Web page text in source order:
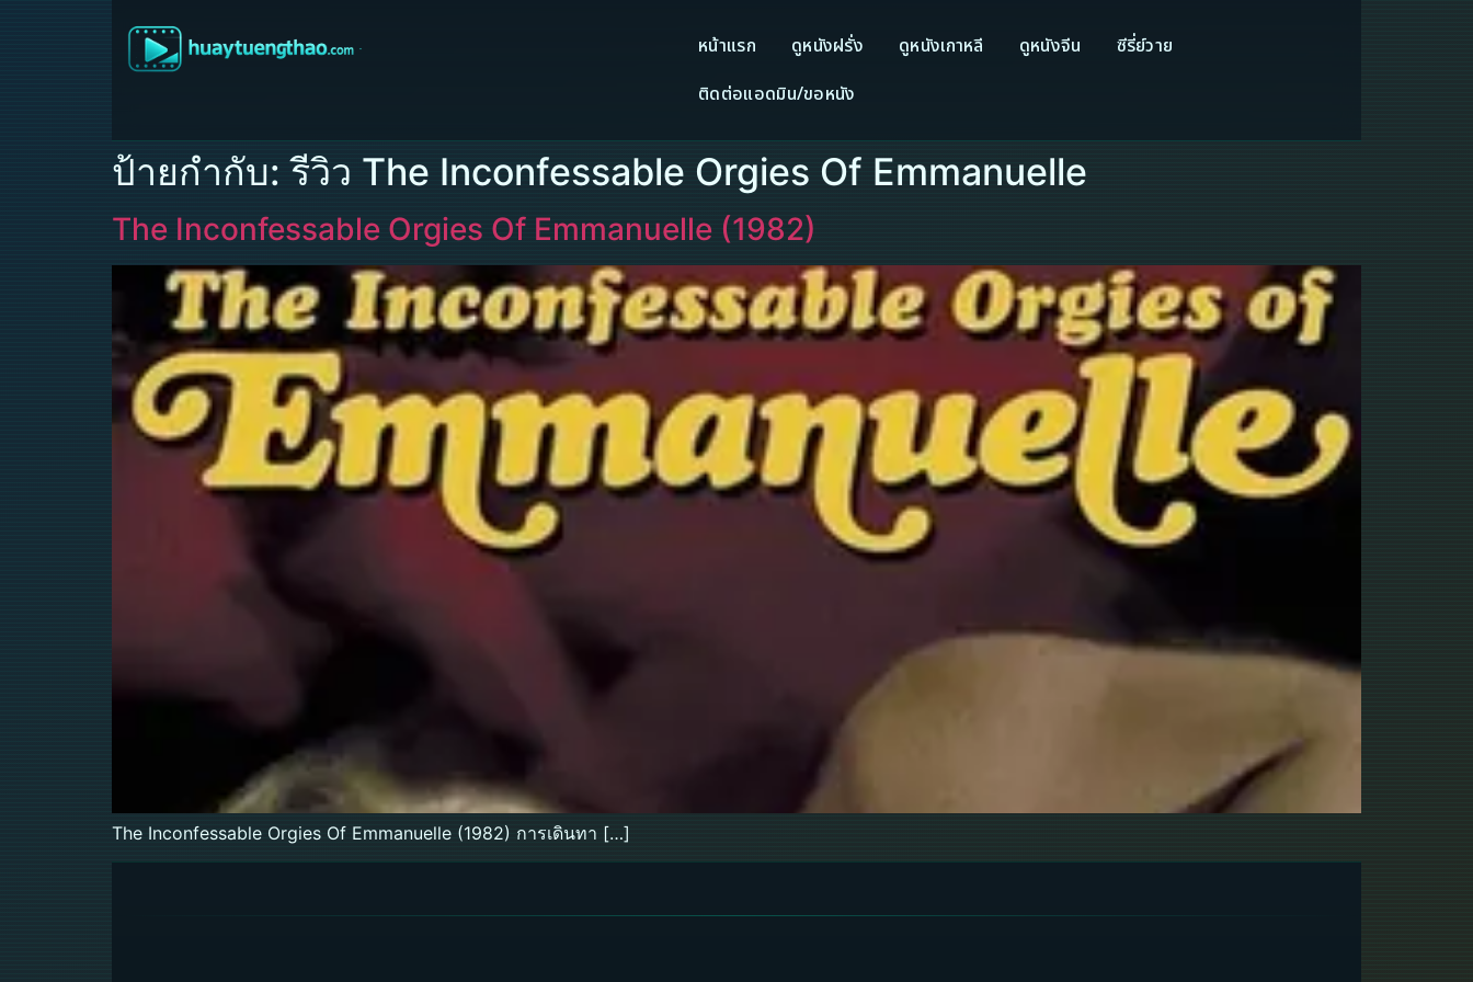
หน้าแรก ดูหนังฝรั่ง ดูหนังเกาหลี ดูหนังจีน
ซีรี่ย์วาย
ติดต่อแอดมิน/ขอหนัง
ป้ายกำกับ:รีวิว The Inconfessable Orgies Of Emmanuelle
The Inconfessable Orgies Of Emmanuelle (1982)
The Inconfessable Orgies Of Emmanuelle (1982) การเดินทา […]